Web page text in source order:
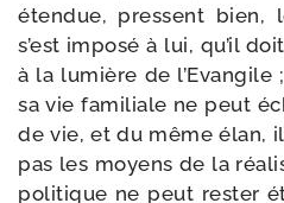
éten­due, pressent bien,
s’est impo­sé à lui, qu’il
à la lumière de
sa vie fami­liale ne peut
de vie, et du même élan, il
pas les moyens de la
poli­tique ne peut res­ter